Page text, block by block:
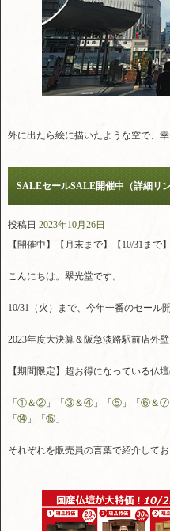
外に出たら絵に描いたような空で、
SALEセールSALE開催中（詳細リ
投稿日 2023年10月26日
【開催中】【月末まで】【10/31まで】
こんにちは。翠光堂です。
10/31（火）まで、今年一番のセール
2023年度大決算＆阪急淡路駅前店外
【期間限定】超お得になっている仏
「 ①＆② 」「 ③＆④ 」「 ⑤ 」「 ⑥＆⑦
「 ⑭ 」「 ⑮ 」
それぞれを販売員の言葉で紹介して